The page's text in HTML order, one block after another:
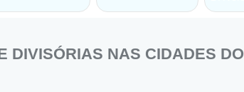
DIVISÓRIAS NAS CIDADES DO